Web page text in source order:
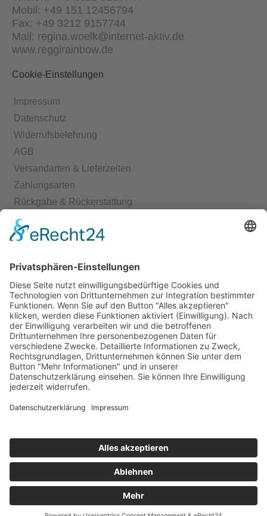
Mobil: +49 151 12456794
Fax: +49 3212 9157744
Mail: regina.woelk@internet-aktiv.de
www.reggirainbow.de
Cookie-Einstellungen
Impressum
Datenschutz
Widerrufsbelehrung
AGB
Versandarten & Lieferzeiten
Zahlungsarten
Rückgabe & Rückerstattung
Echtheit von Bewertungen
Kontakt
Shop
Mein Konto
Warenkorb
Kasse
Vertrag widerrufen
REGGIRAINBOW® Schmuck + Accessoires © 2026. Alle Rechte
vorbehalten.
Aufgrund der Anwendung der Kleinunternehmerregelung gemäß § 19